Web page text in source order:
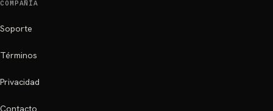
COMPAÑÍA
Soporte
Términos
Privacidad
Contacto